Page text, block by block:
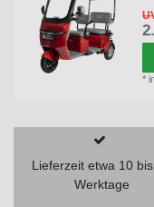
*
Lieferzeit etwa 10
Werktage